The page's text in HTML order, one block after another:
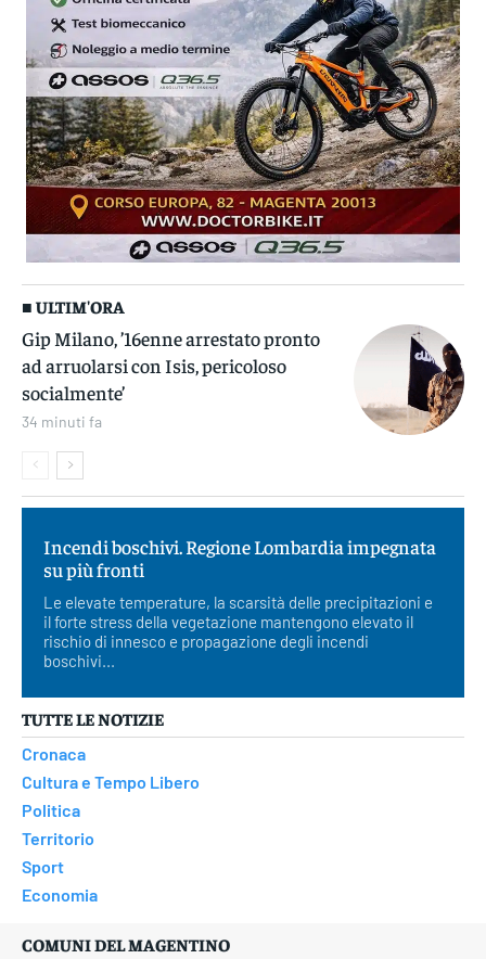
■ ULTIM'ORA
Gip Milano, ’16enne arrestato pronto
ad arruolarsi con Isis, pericoloso
socialmente’
34 minuti fa
Incendi boschivi. Regione Lombardia impegnata
su più fronti
Le elevate temperature, la scarsità delle precipitazioni e
il forte stress della vegetazione mantengono elevato il
rischio di innesco e propagazione degli incendi
boschivi...
TUTTE LE NOTIZIE
Cronaca
Cultura e Tempo Libero
Politica
Territorio
Sport
Economia
COMUNI DEL MAGENTINO